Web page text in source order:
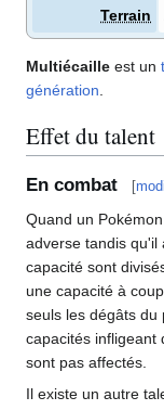
Terrain
Multiécaille est un
génération
Effet du talent
En combat [
Quand un
adverse tandis qu'il
capacité sont
une capacité à
seuls les dégâts du
capacités infligeant
sont pas affectés.
Il existe un autre